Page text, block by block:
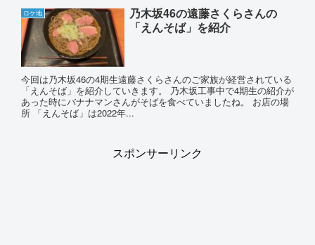
ロケ地
乃木坂46の遠藤さくらさんの
「えんそば」を紹介
今回は乃木坂46の4期生遠藤さくらさんのご家族が経営されている
「えんそば」を紹介していきます。 乃木坂工事中で4期生の紹介が
あった時にバナナマンさんがそばを食べていましたね。 お店の場
所 「えんそば」は2022年...
スポンサーリンク